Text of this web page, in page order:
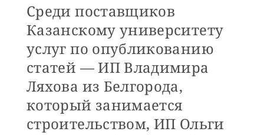
Среди поставщиков
Казанскому университету
услуг по опубликованию
статей — ИП Владимира
Ляхова из Белгорода,
который занимается
строительством, ИП Ольги